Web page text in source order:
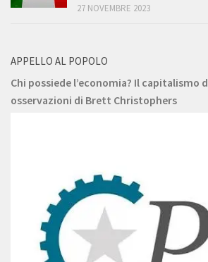
27 NOVEMBRE 2023
APPELLO AL POPOLO
Chi possiede l’economia? Il capitalismo
osservazioni di Brett Christophers